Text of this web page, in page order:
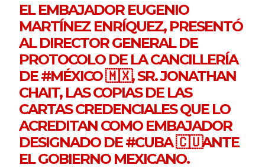
EL EMBAJADOR EUGENIO
MARTÍNEZ ENRÍQUEZ, PRESENTÓ
AL DIRECTOR GENERAL DE
PROTOCOLO DE LA CANCILLERÍA
DE#MÉXICO🇲🇽, SR. JONATHAN
CHAIT, LAS COPIAS DE LAS
CARTAS CREDENCIALES QUE LO
ACREDITAN COMO EMBAJADOR
DESIGNADO DE#CUBA🇨🇺ANTE
EL GOBIERNO MEXICANO.